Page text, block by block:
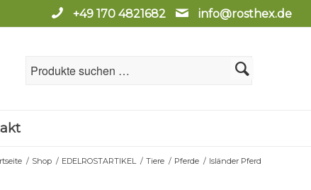
+49 170 4821682 info@rosthex.de
/ Shop / EDELROSTARTIKEL / Tiere / Pferde / Isländer Pferd